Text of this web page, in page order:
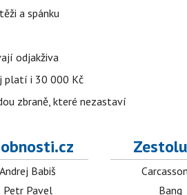
a spánku
odjakživa
platí i 30 000 Kč
zbraně, které nezastaví
Andrej Babiš
Petr Pavel
Bang